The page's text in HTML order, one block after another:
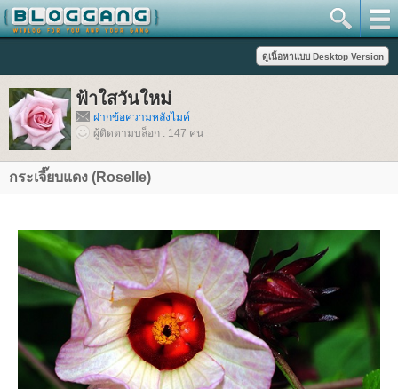
ฟ้าใสวันใหม่
ฝากข้อความหลังไมค์
ผู้ติดตามบล็อก : 147 คน
กระเจี๊ยบแดง (Roselle)